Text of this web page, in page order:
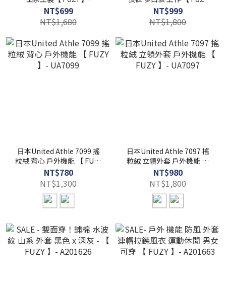
A201625
NT$699
NT$1,680
】- P202483
NT$999
NT$1,800
日本United Athle 7099 搖
粒絨 背心 戶外機能 【 FUZY
】- UA7099
NT$780
NT$1,300
日本United Athle 7097 搖
粒絨 立領外套 戶外機能 【
FUZY 】- UA7097
NT$980
NT$1,800